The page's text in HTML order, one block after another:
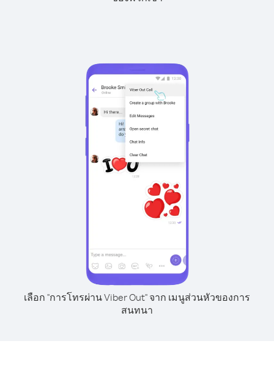
เลือก "การโทรผ่าน Viber Out" จาก เมนูส่วนหัวของการ
สนทนา